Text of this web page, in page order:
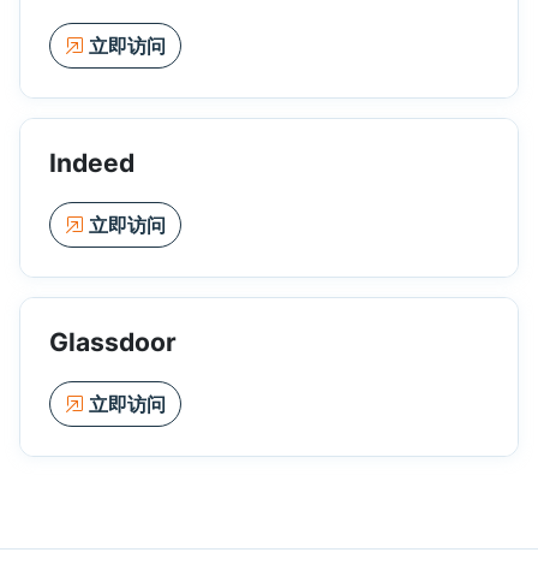
立即访问
Indeed
立即访问
Glassdoor
立即访问